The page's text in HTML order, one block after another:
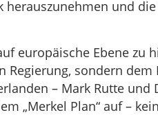
herauszunehmen und
europäische Ebene zu
sondern dem
– Mark Rutte und
„Merkel Plan“ auf –